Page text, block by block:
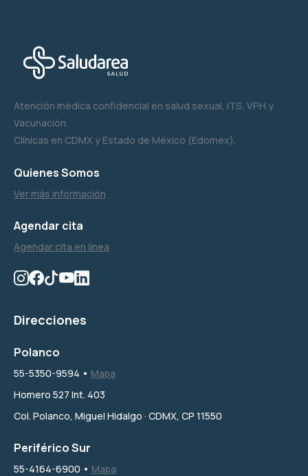
Atención médica confidencial en salud sexual, ITS, VPH y
Vacunación.
Clínicas en CDMX y Estado de México (Edomex).
Quienes Somos
Ver más información
Agendar cita
Agendar cita en línea
Direcciones
Polanco
55-5350-9594 • Mapa
Homero 527 Int. 403
Col. Polanco, Miguel Hidalgo · CDMX, CP 11550
Periférico Sur
55-4164-6900 • Mapa